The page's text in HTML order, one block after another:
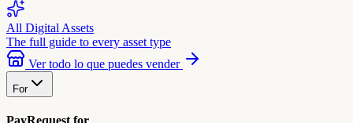
All Digital Assets
The full guide to every asset type
Ver todo lo que puedes vender
For